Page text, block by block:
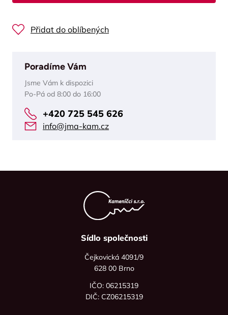
Přidat do oblíbených
Poradíme Vám
Jsme Vám k dispozici
Po-Pá od 8:00 do 16:00
+420 725 545 626
info@jma-kam.cz
Sídlo společnosti
Čejkovická 4091/9
628 00 Brno
IČO: 06215319
DIČ: CZ06215319